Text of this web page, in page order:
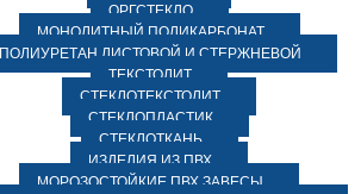
ОРГСТЕКЛО
МОНОЛИТНЫЙ ПОЛИКАРБОНАТ
ПОЛИУРЕТАН ЛИСТОВОЙ И СТЕРЖНЕВОЙ
ТЕКСТОЛИТ
СТЕКЛОТЕКСТОЛИТ
СТЕКЛОПЛАСТИК
СТЕКЛОТКАНЬ
ИЗДЕЛИЯ ИЗ ПВХ
МОРОЗОСТОЙКИЕ ПВХ ЗАВЕСЫ